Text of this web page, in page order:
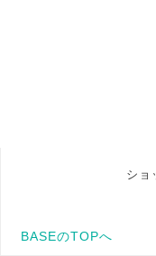
ショ
BASEのTOPへ